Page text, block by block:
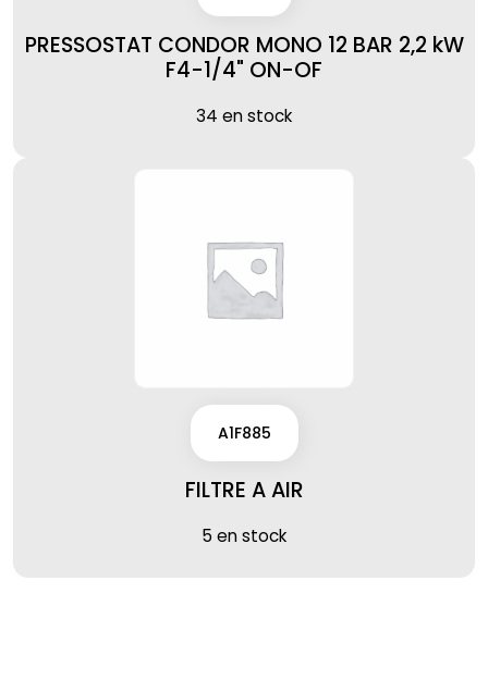
PRESSOSTAT CONDOR MONO 12 BAR 2,2 kW
F4-1/4" ON-OF
34 en stock
A1F885
FILTRE A AIR
5 en stock